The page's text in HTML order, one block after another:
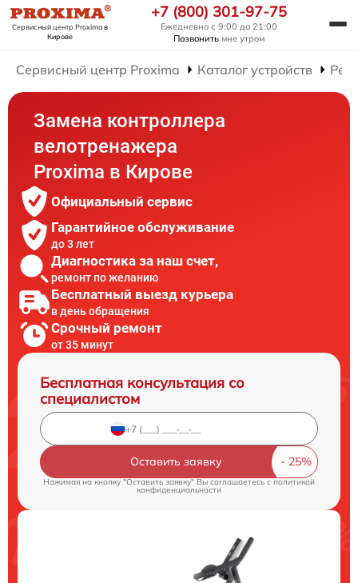
Сервисный центр Proximaв
Кирове
+7 (800) 301-97-75
Ежедневно с 9:00 до 21:00
Позвонить мне утром
Сервисный центр Proxima Каталог устройств
Замена контроллера
велотренажера
Proxima в Кирове
Официальный сервис
Гарантийное обслуживание
до 3 лет
Диагностика за наш счет,
ремонт по желанию
Бесплатный выезд курьера
в день обращения
Срочный ремонт
от 35 минут
Бесплатная консультация со
специалистом
Оставить заявку
Нажимая на кнопку "Оставить заявку" Вы соглашаетесь cполитикой
конфиденциальности